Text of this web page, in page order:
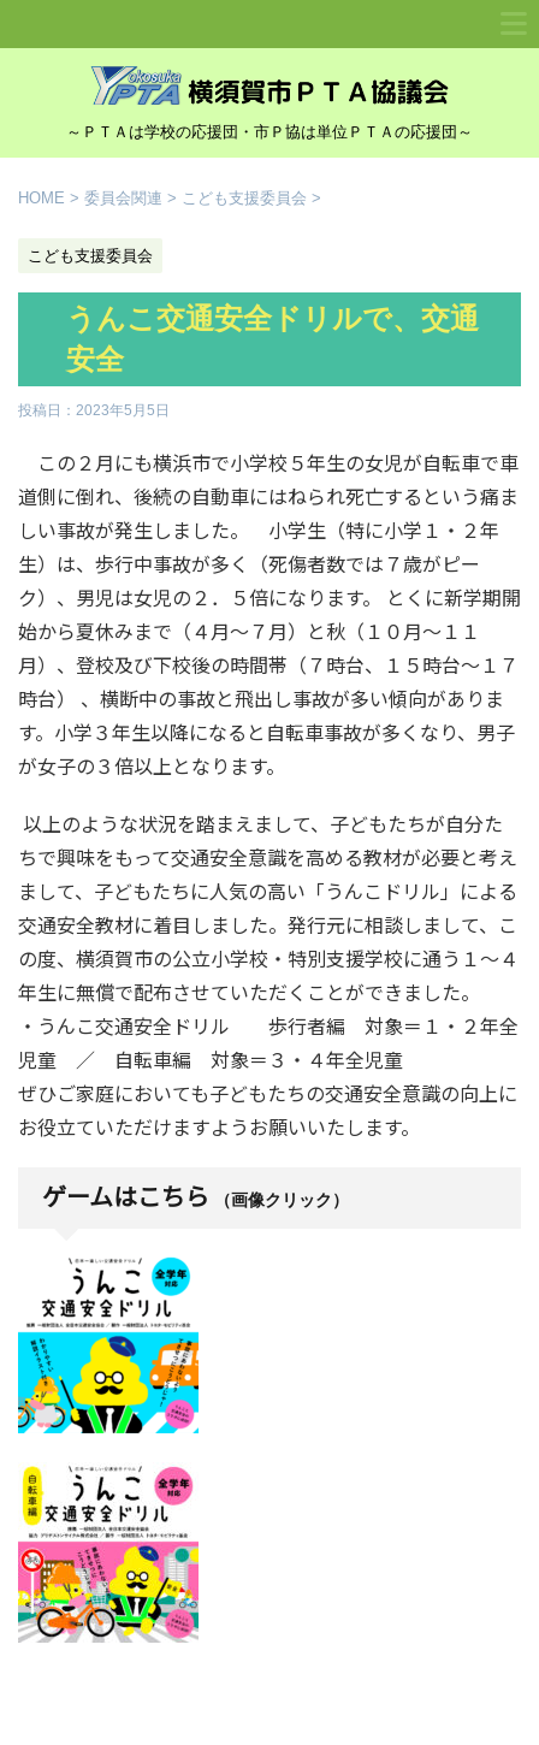
～ＰＴＡは学校の応援団・市Ｐ協は単位ＰＴＡの応援団～
HOME > 委員会関連 > こども支援委員会 >
こども支援委員会
うんこ交通安全ドリルで、交通
安全
投稿日： 2023年5月5日
この２月にも横浜市で小学校５年生の女児が自転車で車
道側に倒れ、後続の自動車にはねられ死亡するという痛ま
しい事故が発生しました。 小学生（特に小学１・２年
生）は、歩行中事故が多く（死傷者数では７歳がピー
ク）、男児は女児の２．５倍になります。 とくに新学期開
始から夏休みまで（４月～７月）と秋（１０月～１１
月）、登校及び下校後の時間帯（７時台、１５時台～１７
時台） 、横断中の事故と飛出し事故が多い傾向がありま
す。小学３年生以降になると自転車事故が多くなり、男子
が女子の３倍以上となります。
以上のような状況を踏まえまして、子どもたちが自分た
ちで興味をもって交通安全意識を高める教材が必要と考え
まして、子どもたちに人気の高い「うんこドリル」による
交通安全教材に着目しました。発行元に相談しまして、こ
の度、横須賀市の公立小学校・特別支援学校に通う１～４
年生に無償で配布させていただくことができました。
・うんこ交通安全ドリル 歩行者編 対象＝１・２年全
児童 ／ 自転車編 対象＝３・４年全児童
ぜひご家庭においても子どもたちの交通安全意識の向上に
お役立ていただけますようお願いいたします。
ゲームはこちら （画像クリック）